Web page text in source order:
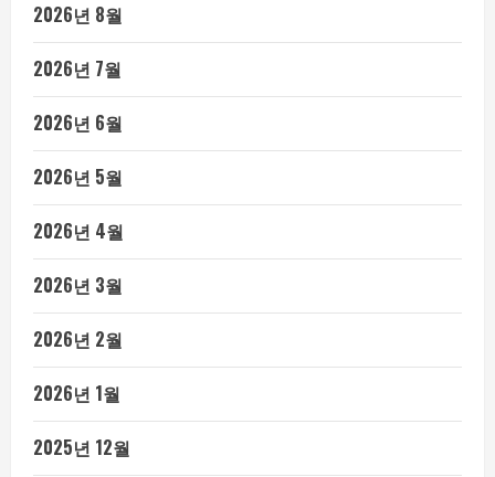
2026년 8월
2026년 7월
2026년 6월
2026년 5월
2026년 4월
2026년 3월
2026년 2월
2026년 1월
2025년 12월